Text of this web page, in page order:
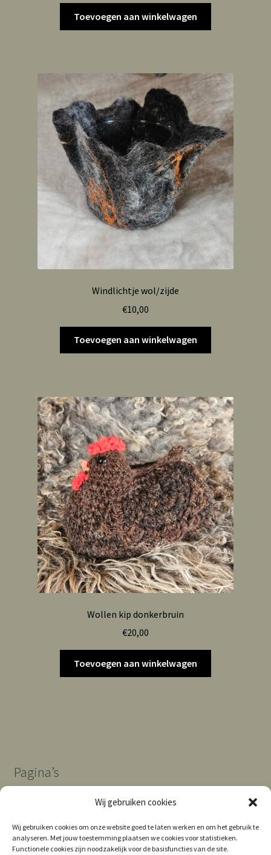
Wij gebruiken cookies
Wij gebruiken cookies om onze website goed te laten werken en om het gebruik te
analyseren. Met jouw toestemming plaatsen we cookies voor statistieken.
Functionele cookies zijn noodzakelijk voor de basisfuncties van de site.
Toevoegen aan winkelwagen
Windlichtje wol/zijde
€10,00
Toevoegen aan winkelwagen
Wollen kip donkerbruin
€20,00
Toevoegen aan winkelwagen
Pagina’s
Contact